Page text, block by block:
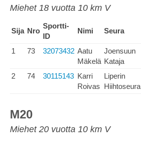
Miehet 18 vuotta 10 km V
Sija Nro
Sportti-
ID
Nimi Seura
1 73 32073432 Aatu
Mäkelä
Joensuun
Kataja
2 74 30115143 Karri
Roivas
Liperin
Hiihtoseura
M20
Miehet 20 vuotta 10 km V